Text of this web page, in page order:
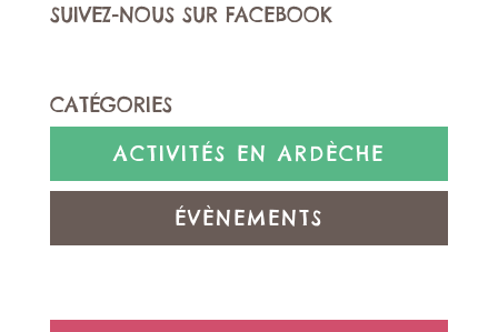
SUIVEZ-NOUS SUR FACEBOOK
CATÉGORIES
ACTIVITÉS EN ARDÈCHE
ÉVÈNEMENTS